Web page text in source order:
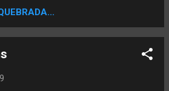
que saia da papel. Quem não
ver isso? Eu não sei como eles vão
''Vamos chamar o projeto de
A sociedade vai ter que forçar